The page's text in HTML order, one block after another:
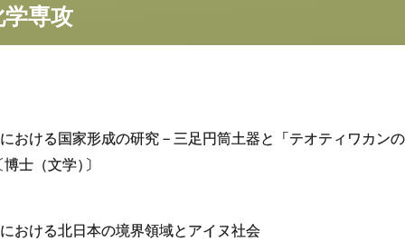
専攻
おける国家形成の研究－三足円筒土器と「テオティワカン
博士（文学） 〕
おける北日本の境界領域とアイヌ社会